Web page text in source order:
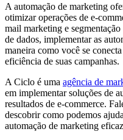
A automação de marketing
otimizar operações de e-
mail marketing e
de dados, implementar as
maneira como você se
eficiência de suas campanhas.
A Ciclo é uma agência de
em implementar soluções de
resultados de e-commerce.
descobrir como podemos
automação de marketing